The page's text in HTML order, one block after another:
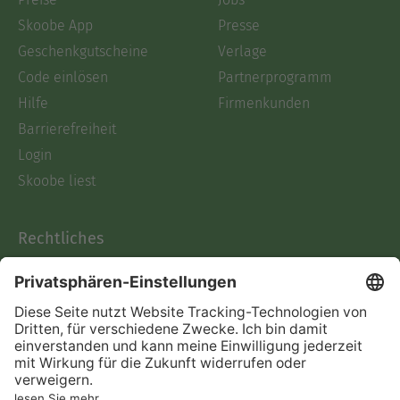
ganz klar auf welchen Weg sie ist!
Skoobe App
Geschenkgutscheine
Code einlösen
Hilfe
Barrierefreiheit
Login
Skoobe liest
Presse
Verlage
Partnerprogramm
Firmenkunden
Rechtliches
AGB
Informationen nach Data
Act
Verträge hier kündigen
Impressum